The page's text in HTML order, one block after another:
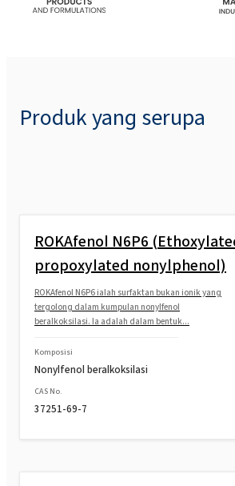
Produk yang serupa
ROKAfenol N6P6
propoxylated nonylphenol)
ROKAfenol N6P6 ialah surfaktan bukan ionik yang
tergolong dalam kumpulan nonylfenol
beralkoksilasi. Ia adalah dalam bentuk...
Komposisi
Nonylfenol beralkoksilasi
CAS No.
37251-69-7